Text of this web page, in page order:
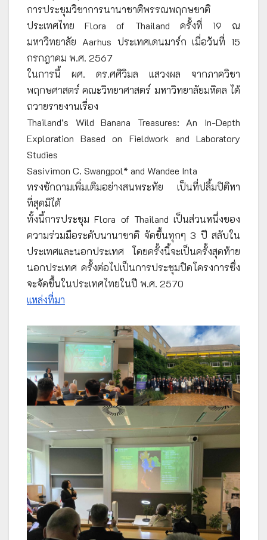
การประชุมวิชาการนานาชาติพรรณพฤกษชาติ
ประเทศไทย Flora of Thailand ครั้งที่ 19 ณ
มหาวิทยาลัย Aarhus ประเทศเดนมาร์ก เมื่อวันที่ 15
กรกฎาคม พ.ศ. 2567
ในการนี้ ผศ. ดร.ศศิวิมล แสวงผล จากภาควิชา
พฤกษศาสตร์ คณะวิทยาศาสตร์ มหาวิทยาลัยมหิดล ได้
ถวายรายงานเรื่อง
Thailand’s Wild Banana Treasures: An In-Depth
Exploration Based on Fieldwork and Laboratory
Studies
Sasivimon C. Swangpol* and Wandee Inta
ทรงซักถามเพิ่มเติมอย่างสนพระทัย เป็นที่ปลื้มปิติหา
ที่สุดมิได้
ทั้งนี้การประชุม Flora of Thailand เป็นส่วนหนึ่งของ
ความร่วมมือระดับนานาชาติ จัดขึ้นทุกๆ 3 ปี สลับใน
ประเทศและนอกประเทศ โดยครั้งนี้จะเป็นครั้งสุดท้าย
นอกประเทศ ครั้งต่อไปเป็นการประชุมปิดโครงการซึ่ง
จะจัดขึ้นในประเทศไทยในปี พ.ศ. 2570
แหล่งที่มา